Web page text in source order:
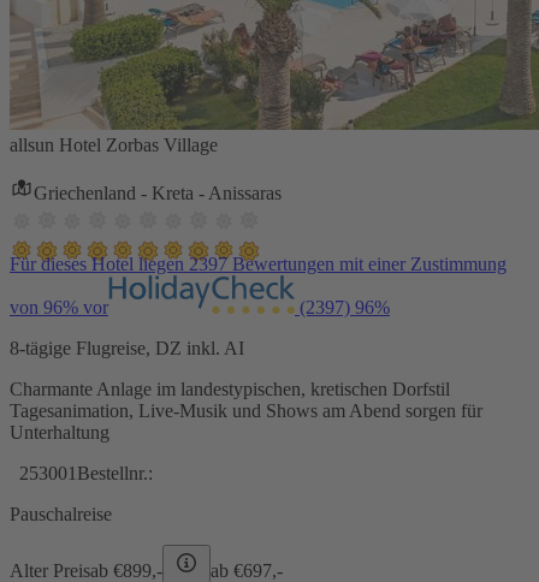
allsun Hotel Zorbas Village
Griechenland - Kreta - Anissaras
Für dieses Hotel liegen 2397 Bewertungen mit einer Zustimmung
von 96% vor (2397) 96%
8-tägige Flugreise, DZ inkl. AI
Charmante Anlage im landestypischen, kretischen Dorfstil
Tagesanimation, Live-Musik und Shows am Abend sorgen für
Unterhaltung
253001 Bestellnr.:
Pauschalreise
Alter Preisab €899,- ab €697,-